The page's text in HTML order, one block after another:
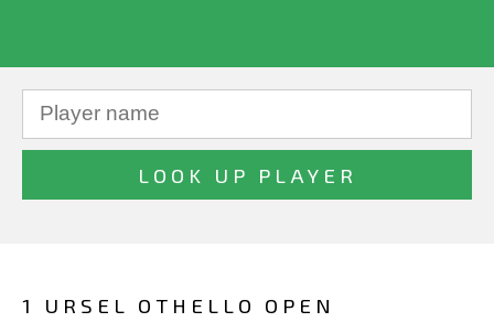
1 URSEL OTHELLO OPEN